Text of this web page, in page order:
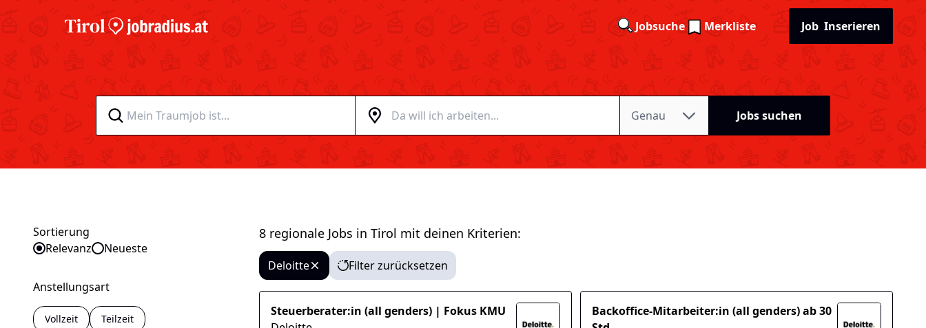
Jobsuche Merkliste Job Inserieren
Genau Jobs suchen
Sortierung
Sortieren nach
Relevanz Neueste
Anstellungsart
Vollzeit
Teilzeit
8 regionale Jobs in Tirol mit deinen Kriterien:
Deloitte Filter zurücksetzen
Steuerberater:in (all genders) | Fokus KMU
Backoffice-Mitarbeiter:in (all genders) ab 30